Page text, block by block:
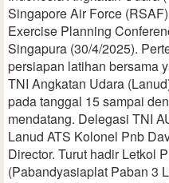
Singapore Air Force
Exercise Planning
Singapura (30/4/2025).
persiapan latihan bersama
TNI Angkatan Udara
pada tanggal 15 sampai
mendatang. Delegasi TNI
Lanud ATS Kolonel Pnb
Director. Turut hadir Letkol
(Pabandyasiaplat Paban 3